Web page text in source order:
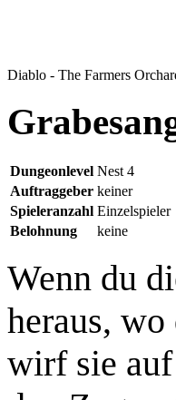
Diablo - The Farmers
Dungeonlevel Nest 4
Auftraggeber keiner
Spieleranzahl Einzelspieler
Belohnung
keine
Wenn du
heraus,
wirf sie